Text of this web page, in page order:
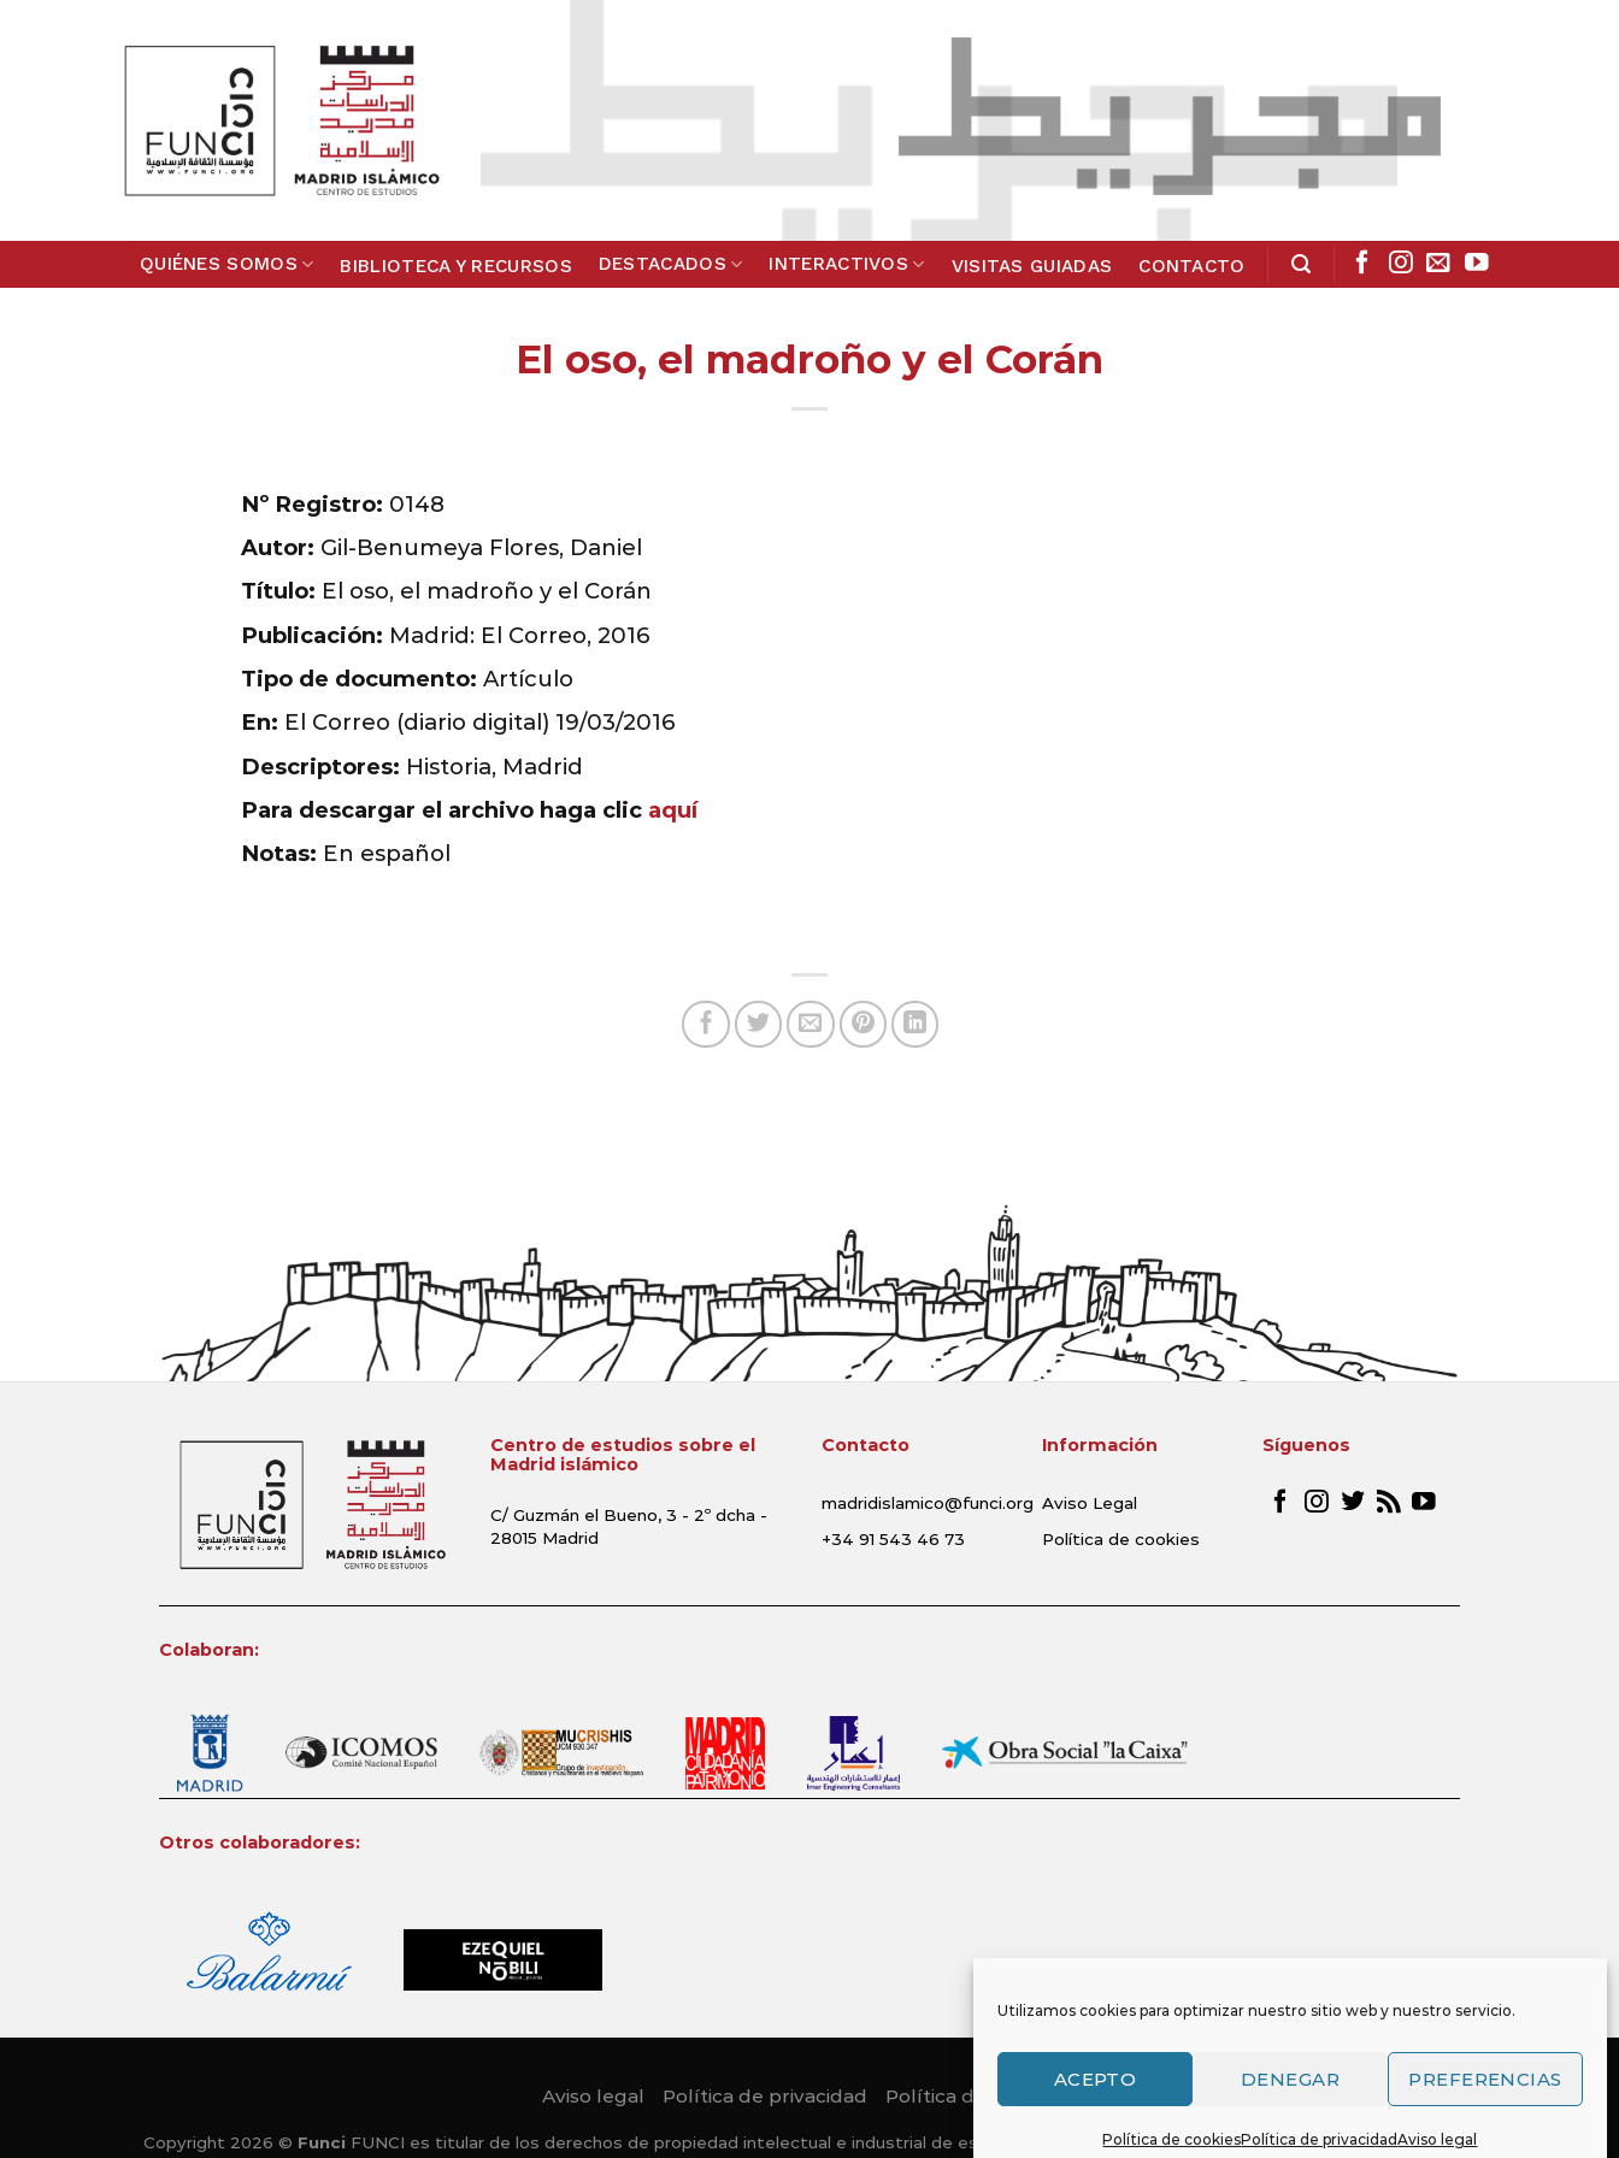
Utilizamos cookies para optimizar nuestro sitio web y nuestro servicio.
ACEPTO DENEGAR PREFERENCIAS
Política de cookiesPolítica de privacidadAviso legal
QUIÉNES SOMOS BIBLIOTECA Y RECURSOS DESTACADOS INTERACTIVOS VISITAS GUIADAS CONTACTO
El oso, el madroño y el Corán
Nº Registro: 0148
Autor: Gil-Benumeya Flores, Daniel
Título: El oso, el madroño y el Corán
Publicación: Madrid: El Correo, 2016
Tipo de documento: Artículo
En: El Correo (diario digital) 19/03/2016
Descriptores: Historia, Madrid
Para descargar el archivo haga clic aquí
Notas: En español
Centro de estudios sobre el
Madrid islámico
C/ Guzmán el Bueno, 3 - 2º dcha -
28015 Madrid
Contacto
madridislamico@funci.org
+34 91 543 46 73
Información
Aviso Legal
Política de cookies
Síguenos
Colaboran:
Otros colaboradores:
Aviso legal Política de privacidad Política de Cookies
Copyright 2026 © Funci FUNCI es titular de los derechos de propiedad intelectual e industrial de este sitio web, y es también titular o tiene la correspondiente